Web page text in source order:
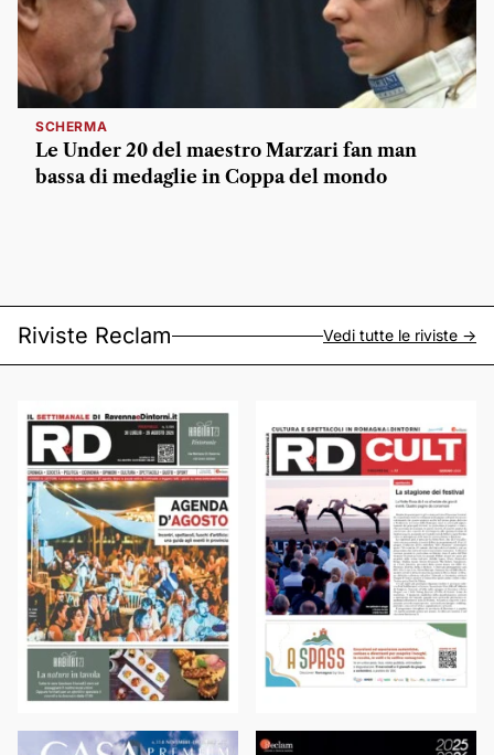
SCHERMA
Le Under 20 del maestro Marzari fan man
bassa di medaglie in Coppa del mondo
Riviste Reclam Vedi tutte le riviste ->